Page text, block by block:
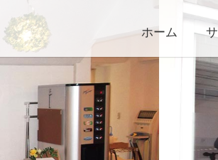
ホーム